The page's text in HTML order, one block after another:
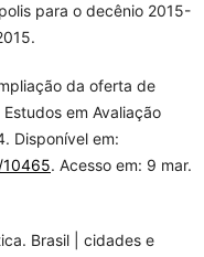
para o decênio 2015-
da oferta de
em Avaliação
Disponível em:
. Acesso em: 9 mar.
Brasil | cidades e